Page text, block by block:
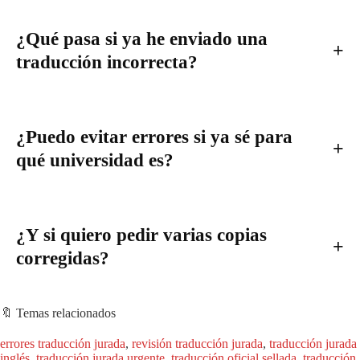
¿Qué pasa si ya he enviado una
traducción incorrecta?
¿Puedo evitar errores si ya sé para
qué universidad es?
¿Y si quiero pedir varias copias
corregidas?
🔖 Temas relacionados
errores traducción jurada, revisión traducción jurada, traducción jurada